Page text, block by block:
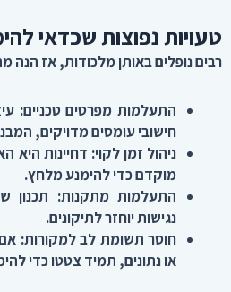
טעויות נפוצות שכדאי
רבים נופלים באותן מלכודות, אז הנה
התעלמות מפרטים טכניים:
חישובי עומסים מדויקים,
ניהול זמן לקוי: דחיינות היא
מוקדם כדי להימנע מלחץ.
התעלמות מתקנות: תכנון
נגישות יוחזר לתיקונים.
חוסר תשומת לב למקורות:
או נתונים, תמיד צטטו כדי